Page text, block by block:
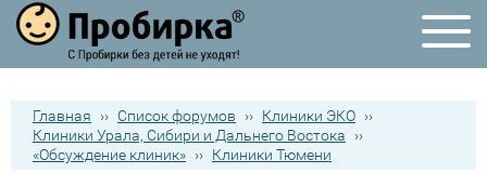
Главная ›› Список форумов ›› Клиники ЭКО ››
Клиники Урала, Сибири и Дальнего Востока
››
«Обсуждение клиник» ›› Клиники Тюмени